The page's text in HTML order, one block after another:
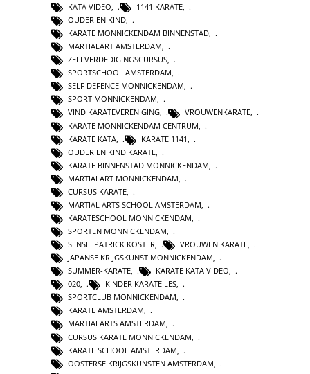
KATA VIDEO
1141 KARATE
OUDER EN KIND,
KARATE MONNICKENDAM BINNENSTAD,
MARTIALART AMSTERDAM,
ZELFVERDEDIGINGSCURSUS,
SPORTSCHOOL AMSTERDAM,
SELF DEFENCE MONNICKENDAM,
SPORT MONNICKENDAM,
VIND KARATEVERENIGING, VROUWENKARATE,
KARATE MONNICKENDAM CENTRUM
KARATE KATA
KARATE 1141
OUDER EN KIND KARATE
KARATE BINNENSTAD MONNICKENDAM
MARTIALART MONNICKENDAM
CURSUS KARATE
MARTIAL ARTS SCHOOL AMSTERDAM
KARATESCHOOL MONNICKENDAM
SPORTEN MONNICKENDAM,
SENSEI PATRICK KOSTER, VROUWEN KARATE,
JAPANSE KRIJGSKUNST MONNICKENDAM,
SUMMER-KARATE, KARATE KATA VIDEO,
020, KINDER KARATE LES,
SPORTCLUB MONNICKENDAM,
KARATE AMSTERDAM,
MARTIALARTS AMSTERDAM,
CURSUS KARATE MONNICKENDAM
KARATE SCHOOL AMSTERDAM
OOSTERSE KRIJGSKUNSTEN AMSTERDAM